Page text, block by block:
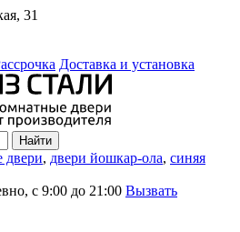
31
Доставка и установка
двери, двери йошкар-ола, синяя
с 9:00 до 21:00 Вызвать